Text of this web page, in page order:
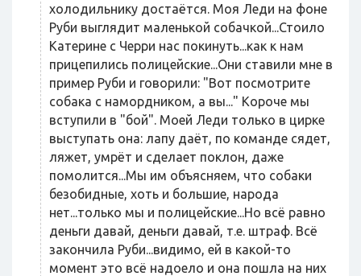
холодильнику достаётся. Моя Леди на фоне
Руби выглядит маленькой собачкой...Стоило
Катерине с Черри нас покинуть...как к нам
прицепились полицейские...Они ставили мне в
пример Руби и говорили: "Вот посмотрите
собака с намордником, а вы..." Короче мы
вступили в "бой". Моей Леди только в цирке
выступать она: лапу даёт, по команде сядет,
ляжет, умрёт и сделает поклон, даже
помолится...Мы им объясняем, что собаки
безобидные, хоть и большие, народа
нет...только мы и полицейские...Но всё равно
деньги давай, деньги давай, т.е. штраф. Всё
закончила Руби...видимо, ей в какой-то
момент это всё надоело и она пошла на них